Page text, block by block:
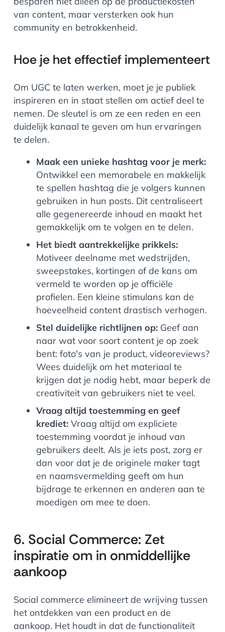
van content, maar versterken ook hun
community en betrokkenheid.
Hoe je het effectief implementeert
Om UGC te laten werken, moet je je publiek
inspireren en in staat stellen om actief deel te
nemen. De sleutel is om ze een reden en een
duidelijk kanaal te geven om hun ervaringen
te delen.
Maak een unieke hashtag voor je merk:
Ontwikkel een memorabele en makkelijk
te spellen hashtag die je volgers kunnen
gebruiken in hun posts. Dit centraliseert
alle gegenereerde inhoud en maakt het
gemakkelijk om te volgen en te delen.
Het biedt aantrekkelijke prikkels:
Motiveer deelname met wedstrijden,
sweepstakes, kortingen of de kans om
vermeld te worden op je officiële
profielen. Een kleine stimulans kan de
hoeveelheid content drastisch verhogen.
Stel duidelijke richtlijnen op: Geef aan
naar wat voor soort content je op zoek
bent: foto's van je product, videoreviews?
Wees duidelijk om het materiaal te
krijgen dat je nodig hebt, maar beperk de
creativiteit van gebruikers niet te veel.
Vraag altijd toestemming en geef
krediet: Vraag altijd om expliciete
toestemming voordat je inhoud van
gebruikers deelt. Als je iets post, zorg er
dan voor dat je de originele maker tagt
en naamsvermelding geeft om hun
bijdrage te erkennen en anderen aan te
moedigen om mee te doen.
6. Social Commerce: Zet
inspiratie om in onmiddellijke
aankoop
Social commerce elimineert de wrijving tussen
het ontdekken van een product en de
aankoop. Het houdt in dat de functionaliteit